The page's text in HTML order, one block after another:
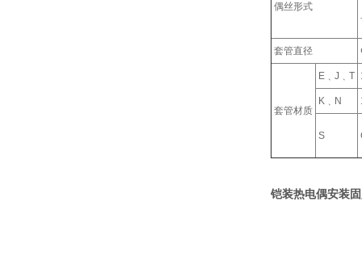
偶丝形式
套管直径
套管材质
E﹑J﹑T
K﹑N
S
铠装热电偶安装